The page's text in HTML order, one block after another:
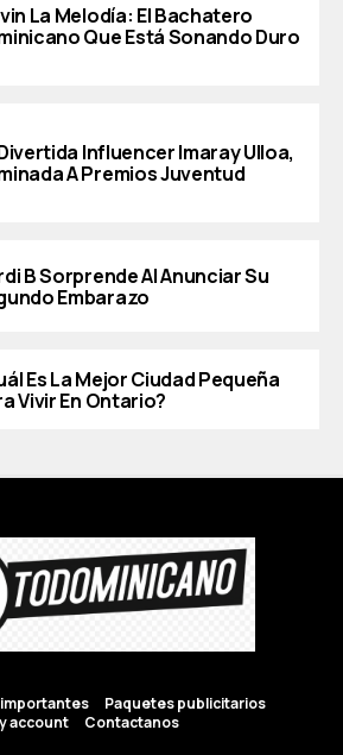
La Melodía: El Bachatero
Que Está Sonando Duro
Influencer Imaray Ulloa,
A Premios Juventud
B Sorprende Al Anunciar Su
Embarazo
Es La Mejor Ciudad Pequeña
Vivir En Ontario?
importantes
Paquetes publicitarios
account
Contactanos